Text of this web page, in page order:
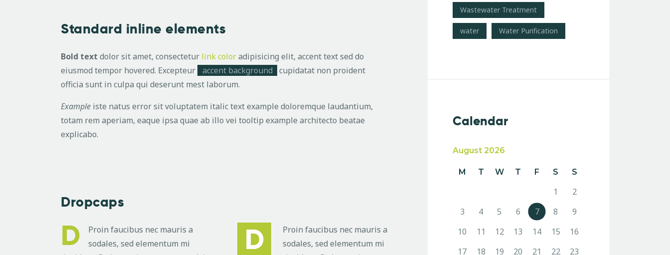
Standard inline elements
Bold text dolor sit amet, consectetur link coloradipisicing elit, accent text sed do
eiusmod tempor hovered. Excepteur
accent background
cupidatat non proident
officia sunt in culpa qui deserunt mest laborum.
Example iste natus error sit voluptatem italic text example doloremque laudantium,
totam rem aperiam, eaque ipsa quae ab illo vei tooltip example architecto beatae
explicabo.
Dropcaps
D
Proin faucibus nec mauris a
sodales, sed elementum mi
D
Proin faucibus nec mauris a
sodales, sed elementum mi
Wastewater Treatment
water Water Purification
Calendar
August 2026
M T W T F S S
1
2
3
4 5 6 7 8
9
10
11 12 13 14 15
16
17
18 19 20 21 22
23